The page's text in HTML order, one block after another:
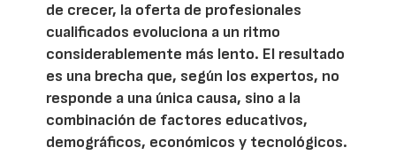
de crecer, la oferta de profesionales
cualificados evoluciona a un ritmo
considerablemente más lento. El resultado
es una brecha que, según los expertos, no
responde a una única causa, sino a la
combinación de factores educativos,
demográficos, económicos y tecnológicos.